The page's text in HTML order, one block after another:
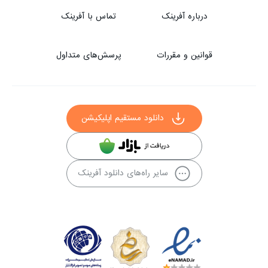
درباره آفرینک تماس با آفرینک
قوانین و مقررات پرسش‌های متداول
دانلود مستقیم اپلیکیشن
سایر راه‌های دانلود آفرینک